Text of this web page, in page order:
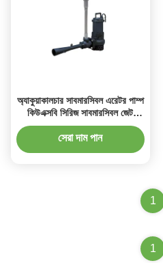
অ্যাকুয়াকালচার সাবমারসিবল এরেটর পাম্প
কিউএক্সবি সিরিজ সাবমারসিবল জেট
অ্যারেটর
সেরা দাম পান
1
1